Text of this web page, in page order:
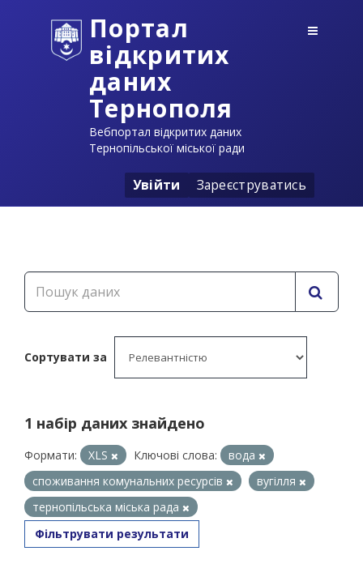
Портал
відкритих
даних
Тернополя
Вебпортал відкритих даних
Тернопільської міської ради
Увійти Зареєструватись
Сортувати за
1 набір даних знайдено
Формати: XLS Ключові слова:
вода
споживання комунальних ресурсів
вугілля
тернопільська міська рада
Фільтрувати результати